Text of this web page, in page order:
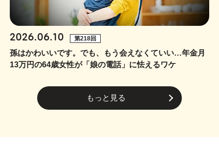
2026.06.10 第218回
孫はかわいいです。でも、もう会えなくていい…年金月
13万円の64歳女性が「娘の電話」に怯えるワケ
もっと見る